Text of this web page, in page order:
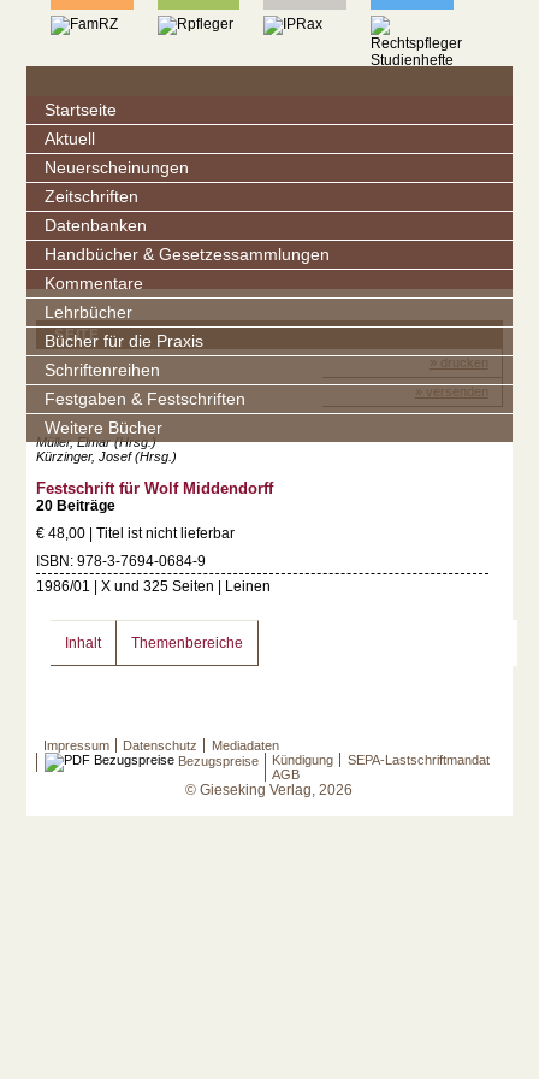
Startseite
Aktuell
Neuerscheinungen
Zeitschriften
Datenbanken
Handbücher & Gesetzessammlungen
Kommentare
Lehrbücher
Bücher für die Praxis
Schriftenreihen
Festgaben & Festschriften
Weitere Bücher
SEITE
» drucken
» versenden
Müller, Elmar (Hrsg.)
Kürzinger, Josef (Hrsg.)
Festschrift für Wolf Middendorff
20 Beiträge
€ 48,00 | Titel ist nicht lieferbar
ISBN: 978-3-7694-0684-9
1986/01 | X und 325 Seiten | Leinen
Inhalt Themenbereiche
Impressum Datenschutz
Mediadaten
Bezugspreise
Kündigung
SEPA-Lastschriftmandat
AGB
© Gieseking Verlag, 2026